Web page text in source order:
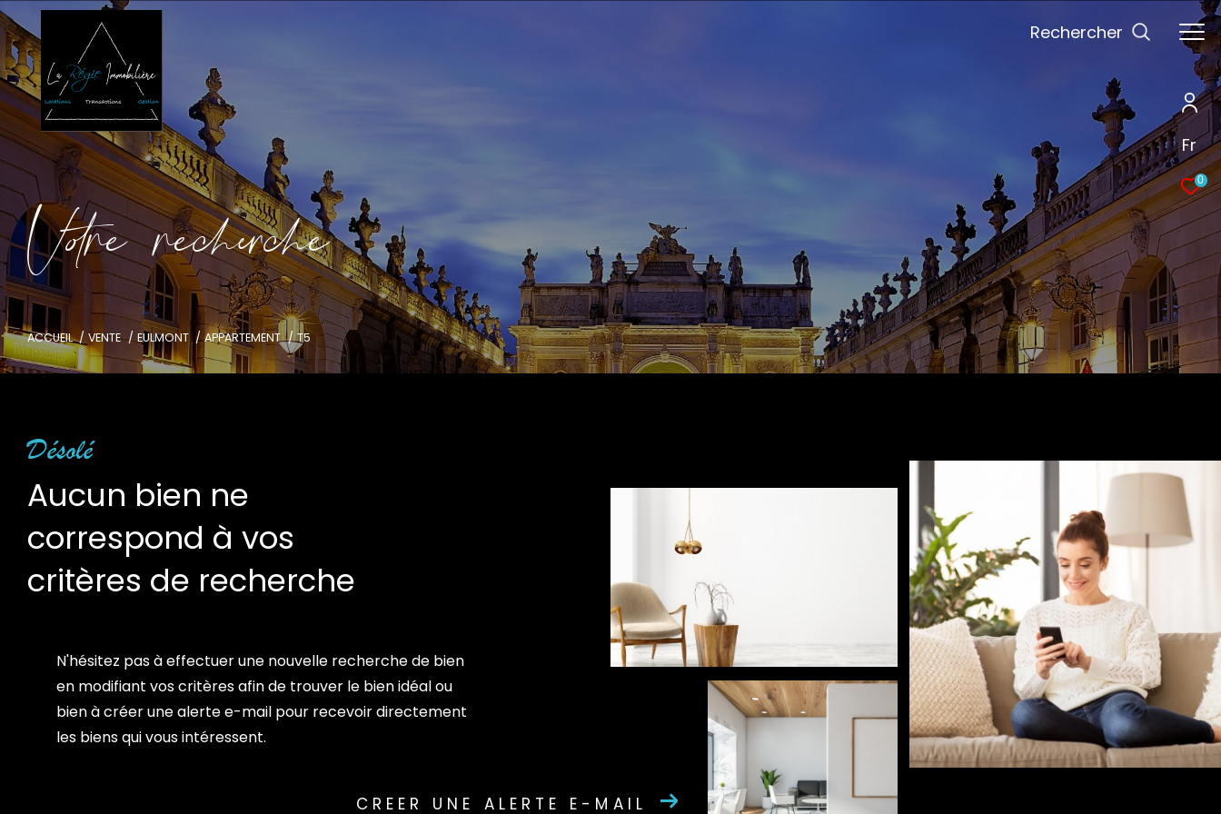
Fr
0
Rechercher
Vore recece
ACCUEIL VENTE EULMONT APPARTEMENT T5
Désolé
Aucun bien ne
correspond à vos
critères de recherche
N'hésitez pas à effectuer une nouvelle recherche de bien
en modifiant vos critères afin de trouver le bien idéal ou
bien à créer une alerte e-mail pour recevoir directement
les biens qui vous intéressent.
CREER UNE ALERTE E-MAIL